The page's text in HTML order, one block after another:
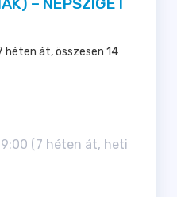
héten át, összesen 14
(7 héten át, heti